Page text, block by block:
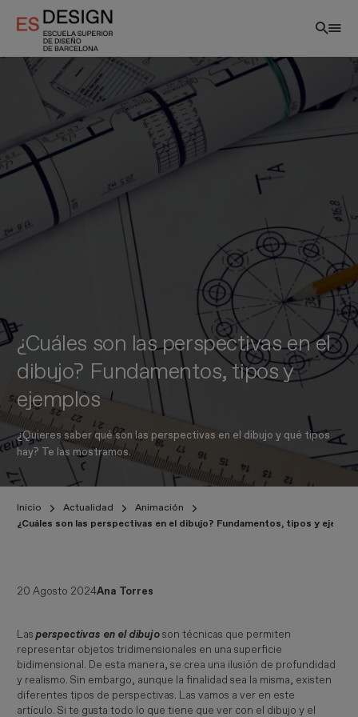
contenido
principal
¿Cuáles son las perspectivas en el
dibujo? Fundamentos, tipos y
ejemplos
¿Quieres saber qué son las perspectivas en el dibujo y qué tipos
hay? Te las mostramos.
Inicio Actualidad
Animación
¿Cuáles son las perspectivas en el dibujo? Fundamentos, tipos y
20 Agosto 2024Ana Torres
Lasperspectivas en el dibujoson técnicas que permiten
representar objetos tridimensionales en una superficie
bidimensional. De esta manera, se crea una ilusión de profundidad
y realismo. Sin embargo, aunque la finalidad sea la misma, existen
diferentes tipos de perspectivas. Las vamos a ver en este
artículo. Si te gusta todo lo que tiene que ver con el dibujo y el